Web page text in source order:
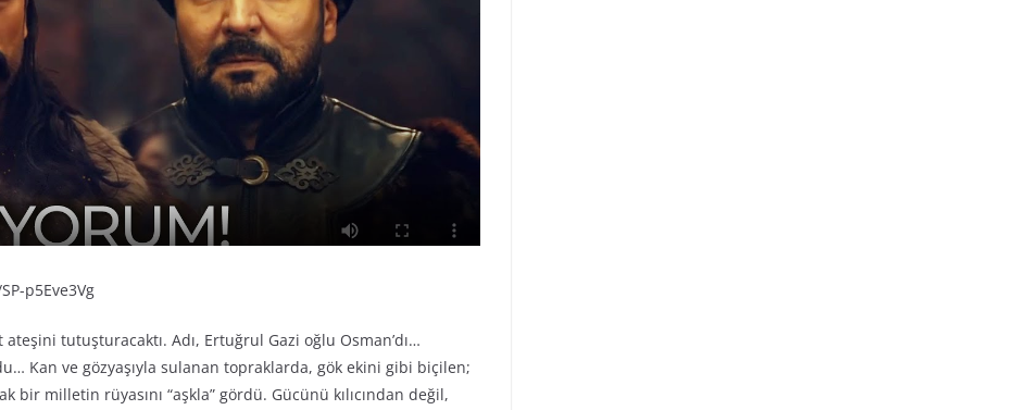
p5Eve3Vg
tutuşturacaktı. Adı, Ertuğrul Gazi oğlu Osman’dı…
Kan ve gözyaşıyla sulanan topraklarda, gök ekini gibi biçilen;
bir milletin rüyasını “aşkla” gördü. Gücünü kılıcından değil,